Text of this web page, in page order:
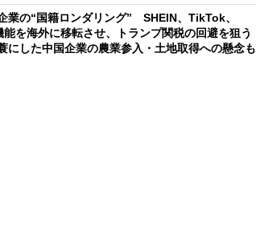
業の“国籍ロンダリング” SHEIN、TikTok、
を海外に移転させ、トランプ関税の回避を狙う
にした中国企業の農業参入・土地取得への懸念も